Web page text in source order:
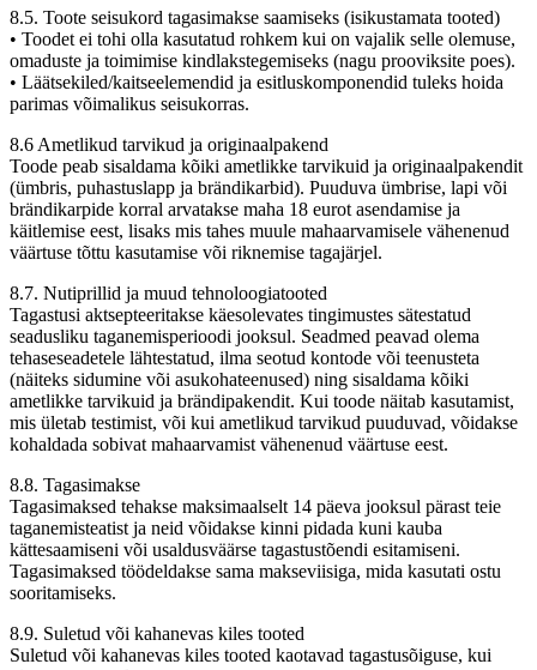
8.5. Toote seisukord tagasimakse saamiseks (isikustamata tooted)
• Toodet ei tohi olla kasutatud rohkem kui on vajalik selle olemuse,
omaduste ja toimimise kindlakstegemiseks (nagu prooviksite poes).
• Läätsekiled/kaitseelemendid ja esitluskomponendid tuleks hoida
parimas võimalikus seisukorras.
8.6 Ametlikud tarvikud ja originaalpakend
Toode peab sisaldama kõiki ametlikke tarvikuid ja originaalpakendit
(ümbris, puhastuslapp ja brändikarbid). Puuduva ümbrise, lapi või
brändikarpide korral arvatakse maha 18 eurot asendamise ja
käitlemise eest, lisaks mis tahes muule mahaarvamisele vähenenud
väärtuse tõttu kasutamise või riknemise tagajärjel.
8.7. Nutiprillid ja muud tehnoloogiatooted
Tagastusi aktsepteeritakse käesolevates tingimustes sätestatud
seadusliku taganemisperioodi jooksul. Seadmed peavad olema
tehaseseadetele lähtestatud, ilma seotud kontode või teenusteta
(näiteks sidumine või asukohateenused) ning sisaldama kõiki
ametlikke tarvikuid ja brändipakendit. Kui toode näitab kasutamist,
mis ületab testimist, või kui ametlikud tarvikud puuduvad, võidakse
kohaldada sobivat mahaarvamist vähenenud väärtuse eest.
8.8. Tagasimakse
Tagasimaksed tehakse maksimaalselt 14 päeva jooksul pärast teie
taganemisteatist ja neid võidakse kinni pidada kuni kauba
kättesaamiseni või usaldusväärse tagastustõendi esitamiseni.
Tagasimaksed töödeldakse sama makseviisiga, mida kasutati ostu
sooritamiseks.
8.9. Suletud või kahanevas kiles tooted
Suletud või kahanevas kiles tooted kaotavad tagastusõiguse, kui